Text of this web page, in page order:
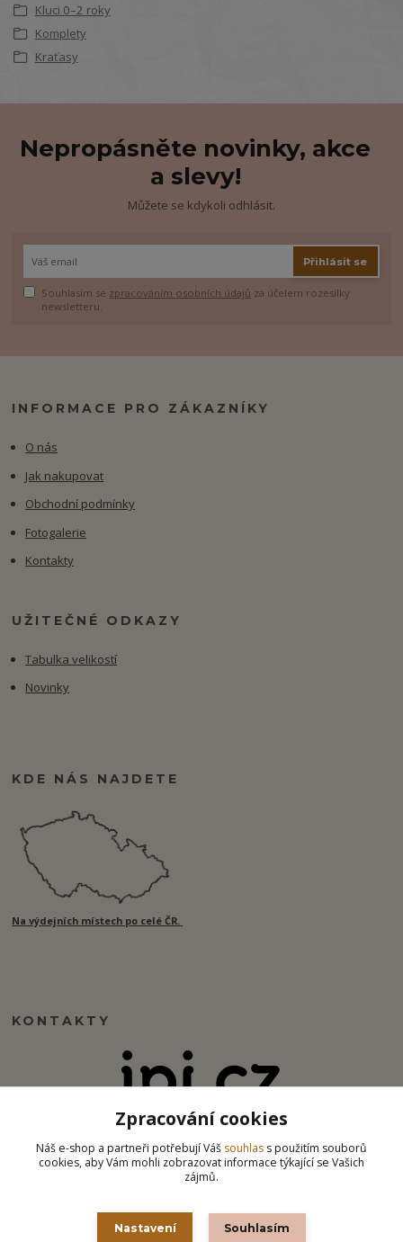
Kluci 0–2 roky
Komplety
Kraťasy
Nepropásněte novinky, akce
a slevy!
Můžete se kdykoli odhlásit.
Přihlásit se
Souhlasím se zpracováním osobních údajů za účelem rozesílky
newsletteru.
INFORMACE PRO ZÁKAZNÍKY
O nás
Jak nakupovat
Obchodní podmínky
Fotogalerie
Kontakty
UŽITEČNÉ ODKAZY
Tabulka velikostí
Novinky
KDE NÁS NAJDETE
Na výdejních místech po celé ČR.
KONTAKTY
info@ipj.cz
Zpracování cookies
Náš e-shop a partneři potřebují Váš souhlas s použitím souborů
cookies, aby Vám mohli zobrazovat informace týkající se Vašich
zájmů.
Nastavení Souhlasím